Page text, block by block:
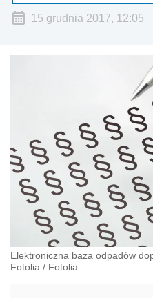
15 grudnia 2017, 12:05
Elektroniczna baza odpadów
Fotolia / Fotolia